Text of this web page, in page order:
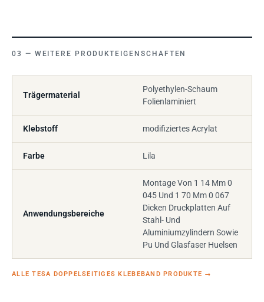
WEITERE PRODUKTEIGENSCHAFTEN
Trägermaterial
Polyethylen-Schaum
Folienlaminiert
Klebstoff modifiziertes Acrylat
Farbe Lila
Anwendungsbereiche
Montage Von 1 14 Mm 0
045 Und 1 70 Mm 0 067
Dicken Druckplatten Auf
Stahl- Und
Aluminiumzylindern Sowie
Pu Und Glasfaser Huelsen
ALLE TESA DOPPELSEITIGES KLEBEBAND PRODUKTE →